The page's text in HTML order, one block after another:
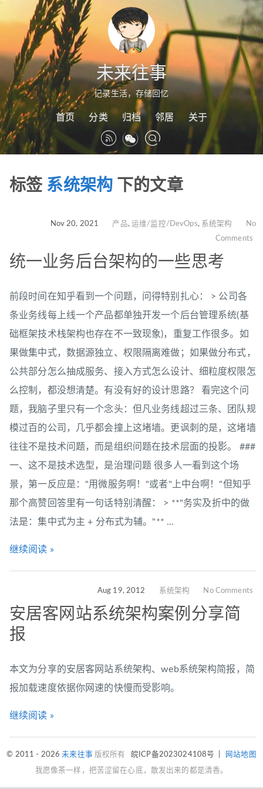
未来往事
记录生活，存储回忆
首页 分类 归档 邻居 关于
标签 系统架构下的文章
Nov 20, 2021 产品,运维/监控/DevOps, 系统架构 No
Comments
统一业务后台架构的一些思考
前段时间在知乎看到一个问题，问得特别扎心： > 公司各
条业务线每上线一个产品都单独开发一个后台管理系统(基
础框架技术栈架构也存在不一致现象)，重复工作很多。如
果做集中式，数据源独立、权限隔离难做；如果做分布式，
公共部分怎么抽成服务、接入方式怎么设计、细粒度权限怎
么控制，都没想清楚。有没有好的设计思路？ 看完这个问
题，我脑子里只有一个念头：但凡业务线超过三条、团队规
模过百的公司，几乎都会撞上这堵墙。更讽刺的是，这堵墙
往往不是技术问题，而是组织问题在技术层面的投影。 ###
一、这不是技术选型，是治理问题 很多人一看到这个场
景，第一反应是："用微服务啊！"或者"上中台啊！"但知乎
那个高赞回答里有一句话特别清醒： > **"务实及折中的做
法是：集中式为主 + 分布式为辅。"** ...
继续阅读 »
Aug 19, 2012 系统架构 No Comments
安居客网站系统架构案例分享简
报
本文为分享的安居客网站系统架构、web系统架构简报，简
报加载速度依据你网速的快慢而受影响。
继续阅读 »
© 2011 - 2026未来往事 版权所有 皖ICP备2023024108号 网站地图
我愿像茶一样，把苦涩留在心底，散发出来的都是清香。